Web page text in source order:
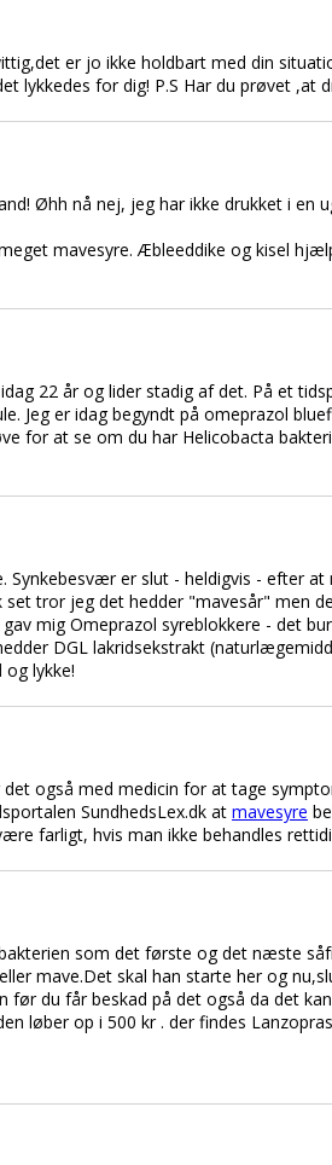
er jo ikke holdbart med din
lykkedes for dig! P.S Har du prøvet ,at
Øhh nå nej, jeg har ikke drukket i en
mavesyre. Æbleeddike og kisel
22 år og lider stadig af det. På et
Jeg er idag begyndt på omeprazol
for at se om du har Helicobacta
er slut - heldigvis - efter
set tror jeg det hedder "mavesår" men
mig Omeprazol syreblokkere - det
DGL lakridsekstrakt
lykke!
også med medicin for at tage
SundhedsLex.dk at mavesyre
farligt, hvis man ikke behandles
som det første og det næste
mave.Det skal han starte her og
du får beskad på det også da det
løber op i 500 kr . der findes